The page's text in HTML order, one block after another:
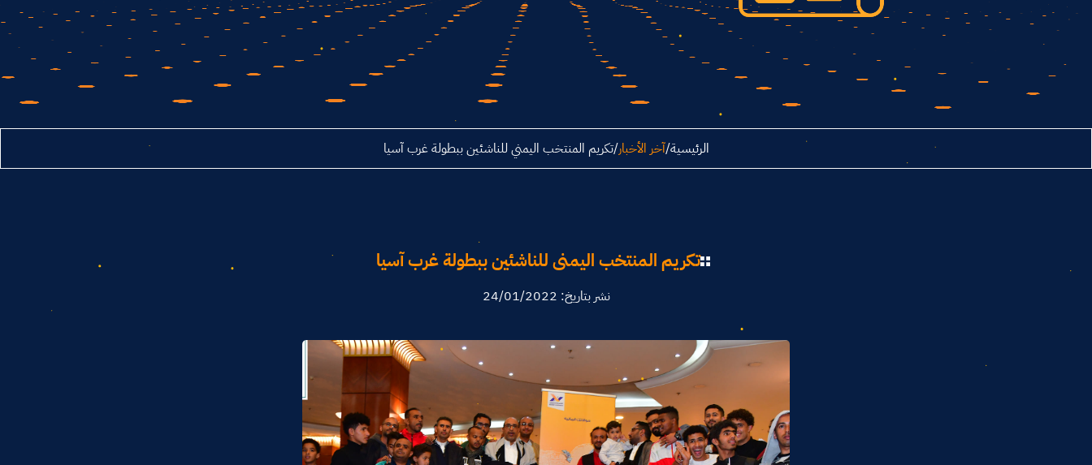
الرئيسية/آخر الأخبار/تكريم المنتخب اليمني للناشئين ببطولة غرب آسيا
تكريم المنتخب اليمني للناشئين ببطولة غرب آسيا
نشر بتاريخ: 24/01/2022